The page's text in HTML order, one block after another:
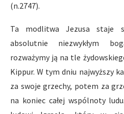
(n.2747).
Ta modlitwa Jezusa staje
absolutnie niezwykłym
rozważymy ją na tle
Kippur. W tym dniu najwyższy
za swoje grzechy, potem za
na koniec całej wspólnoty